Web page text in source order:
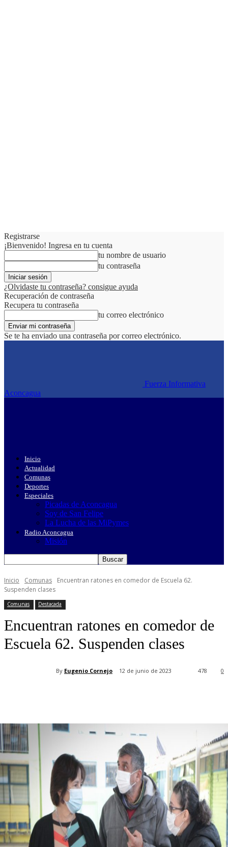
Registrarse
¡Bienvenido! Ingresa en tu cuenta
tu nombre de usuario
tu contraseña
¿Olvidaste tu contraseña? consigue ayuda
Recuperación de contraseña
Recupera tu contraseña
tu correo electrónico
Se te ha enviado una contraseña por correo electrónico.
Fuerza Informativa
Aconcagua
Inicio
Actualidad
Comunas
Deportes
Especiales
Picadas de Aconcagua
Soy de San Felipe
La Lucha de las MiPymes
Radio Aconcagua
Misión
Inicio Comunas
Encuentran ratones en comedor de Escuela 62.
Suspenden clases
Comunas Destacada
Encuentran ratones en comedor de
Escuela 62. Suspenden clases
By Eugenio Cornejo 12 de junio de 2023 0
478